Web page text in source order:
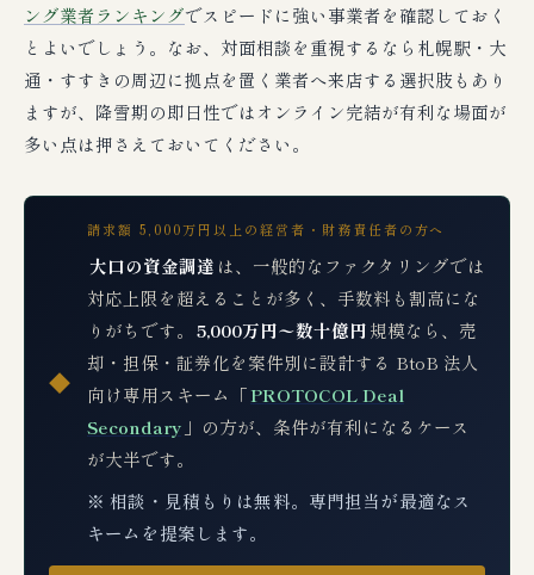
ング業者ランキングでスピードに強い事業者を確認しておく
とよいでしょう。なお、対面相談を重視するなら札幌駅・大
通・すすきの周辺に拠点を置く業者へ来店する選択肢もあり
ますが、降雪期の即日性ではオンライン完結が有利な場面が
多い点は押さえておいてください。
◆
請求額 5,000万円以上の経営者・財務責任者の方へ
大口の資金調達 は、一般的なファクタリングでは
対応上限を超えることが多く、手数料も割高にな
りがちです。 5,000万円〜数十億円規模なら、売
却・担保・証券化を案件別に設計する BtoB 法人
向け専用スキーム「PROTOCOL Deal
Secondary 」の方が、条件が有利になるケース
が大半です。
※ 相談・見積もりは無料。専門担当が最適なス
キームを提案します。